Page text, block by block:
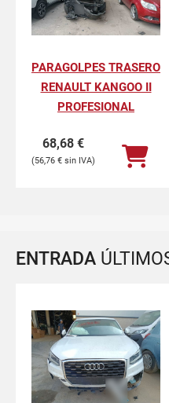
PARAGOLPES TRASERO
RENAULT KANGOO II
PROFESIONAL
68,68 €
56,76 €
ENTRADA